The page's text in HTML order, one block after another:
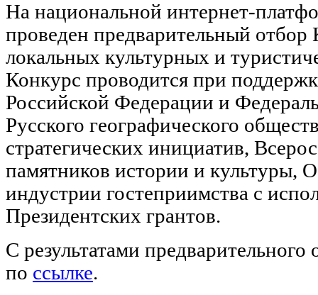
На национальной интернет-
проведен предварительный
локальных культурных и
Конкурс проводится при
Российской Федерации и
Русского географического
стратегических инициатив,
памятников истории и культуры,
индустрии гостеприимства с
Президентских грантов.
С результатами
по ссылке.